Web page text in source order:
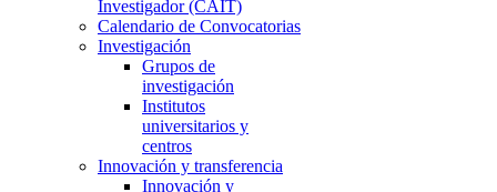
Investigador (CAIT)
Calendario de Convocatorias
Investigación
Grupos de
investigación
Institutos
universitarios y
centros
Innovación y transferencia
Innovación y